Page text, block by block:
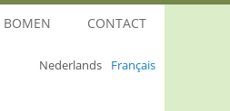
Nederlands Français
BOMEN CONTACT